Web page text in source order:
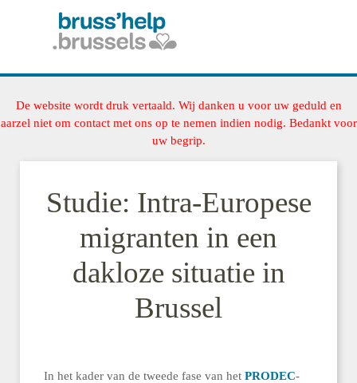
De website wordt druk vertaald. Wij danken u voor uw geduld en
aarzel niet om contact met ons op te nemen indien nodig. Bedankt voor
uw begrip.
Studie: Intra-Europese
migranten in een
dakloze situatie in
Brussel
In het kader van de tweede fase van het PRODEC-